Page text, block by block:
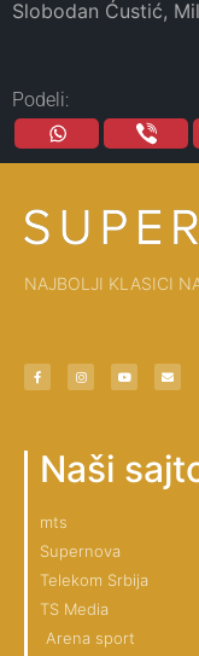
Slobodan Ćustić,
Podeli:
NAJBOLJI KLASICI
Naši
mts
Supernova
Telekom Srbija
TS Media
Arena sport